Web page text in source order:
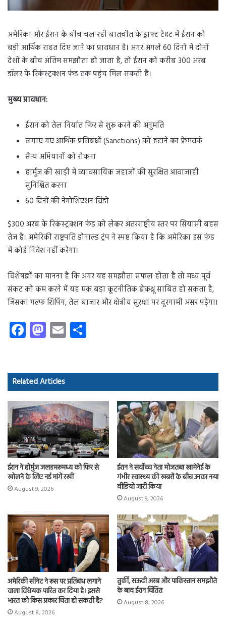
अमेरिका और ईरान के बीच चल रही बातचीत के ड्राफ्ट टेक्स्ट में ईरान को
बड़ी आर्थिक राहत दिए जाने का प्रावधान है। अगर अगले 60 दिनों में दोनों
देशों के बीच अंतिम समझौता हो जाता है, तो ईरान को करीब 300 अरब
डॉलर के रिकंस्ट्रक्शन फंड तक पहुंच मिल सकती है।
मुख्य प्रावधान:
ईरान को तेल निर्यात फिर से शुरू करने की अनुमति
लगाए गए आर्थिक प्रतिबंधों (Sanctions) को हटाने का फ्रेमवर्क
सैन्य अभियानों को रोकना
हार्मुज की खाड़ी में व्यावसायिक जहाजों की सुरक्षित आवाजाही
सुनिश्चित करना
60 दिनों की नेगोशिएशन विंडो
$300 अरब के रिकंस्ट्रक्शन फंड को लेकर अंतरराष्ट्रीय स्तर पर सियासी बहस
तेज है। अमेरिकी राष्ट्रपति डोनाल्ड ट्रंप ने स्पष्ट किया है कि अमेरिका इस फंड
में कोई निवेश नहीं करेगा।
विशेषज्ञों का मानना है कि अगर यह समझौता सफल होता है तो मध्य पूर्व
संकट को कम करने में यह एक बड़ा कूटनीतिक ब्रेकथ्रू साबित हो सकता है,
जिसका गल्फ शिपिंग, तेल बाजार और क्षेत्रीय सुरक्षा पर दूरगामी असर पड़ेगा।
Fa
ce
o
ok
M
as
d
o
n
E
m
Related Articles
ईरान ने होर्मुज जलडमरूमध्य को फिर से
खोलने के लिए नई मांगें रखीं
August 9, 2026
ईरान ने सर्वोच्च नेता मोजतबा खामेनेई के
गंभीर स्वास्थ्य की खबरों के बीच उनका नया
वीडियो जारी किया
August 9, 2026
अमेरिकी सीनेट ने रूस पर प्रतिबंध लगाने
वाला विधेयक पारित कर दिया है। इससे
भारत को किस प्रकार चिंता हो सकती है?
August 8, 2026
तुर्की, सऊदी अरब और पाकिस्तान समझौते
के बाद ईरान चिंतित
August 8, 2026